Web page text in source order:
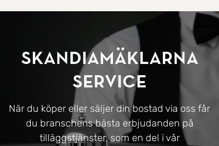
SkandiaMäklarna
Service
När du köper eller säljer din bostad via oss får
du branschens bästa erbjudanden på
tilläggstjänster, som en del i vår